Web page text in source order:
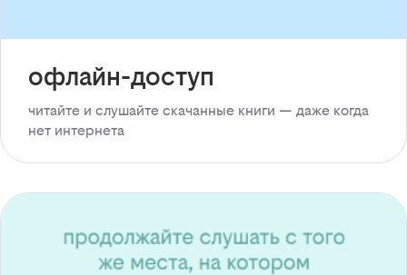
офлайн-доступ
читайте и слушайте скачанные книги — даже когда
нет интернета